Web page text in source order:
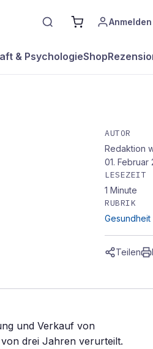
Anmelden
& PsychologieShop
AUTOR
Redaktion
01. Februar
LESEZEIT
1 Minute
RUBRIK
Gesundheit
Teilen
und Verkauf von
drei Jahren verurteilt.